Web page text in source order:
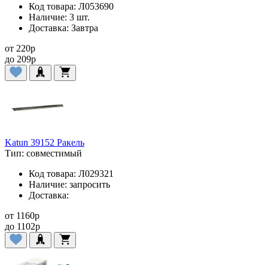
Код товара: Л053690
Наличие: 3 шт.
Доставка: Завтра
от 220p
до 209p
Katun 39152 Ракель
Тип: совместимый
Код товара: Л029321
Наличие: запросить
Доставка:
от 1160p
до 1102p